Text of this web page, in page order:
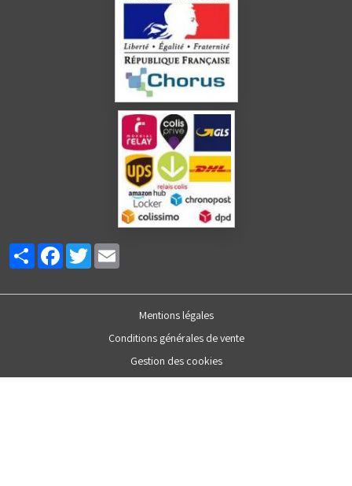
PartagerFacebookTwitter
Mentions légales
Conditions générales de vente
Gestion des cookies